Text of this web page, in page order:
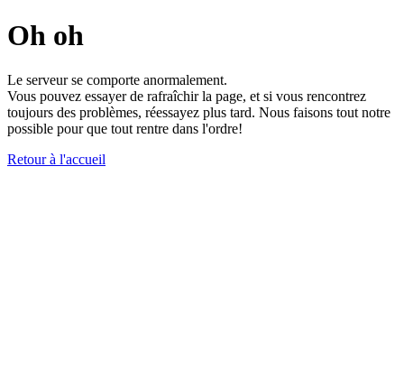
Oh oh
Le serveur se comporte anormalement.
Vous pouvez essayer de rafraîchir la page, et si vous rencontrez
toujours des problèmes, réessayez plus tard. Nous faisons tout notre
possible pour que tout rentre dans l'ordre!
Retour à l'accueil